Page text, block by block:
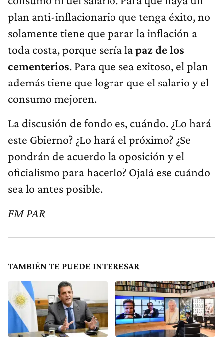
plan anti-inflacionario que tenga éxito, no
solamente tiene que parar la inflación a
toda costa, porque sería la paz de los
cementerios. Para que sea exitoso, el plan
además tiene que lograr que el salario y el
consumo mejoren.
La discusión de fondo es, cuándo. ¿Lo hará
este Gbierno? ¿Lo hará el próximo? ¿Se
pondrán de acuerdo la oposición y el
oficialismo para hacerlo? Ojalá ese cuándo
sea lo antes posible.
FM PAR
TAMBIÉN TE PUEDE INTERESAR